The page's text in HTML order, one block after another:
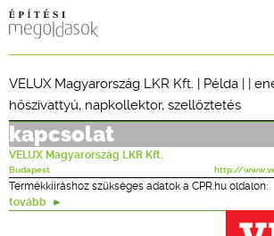
SZAKLAPOK
CPR TERMÉKKIÍRÁS
ÉPÍTÉSI JOG
ONLINE KÉPZÉSEK
VELUX Magyarország LKR Kft. | Példa | |
hőszivattyú, napkollektor, szellőztetés
kapcsolat
VELUX Magyarország LKR Kft.
Budapest http://
Termékkiíráshoz szükséges adatok a CPR.hu oldalon:
tovább